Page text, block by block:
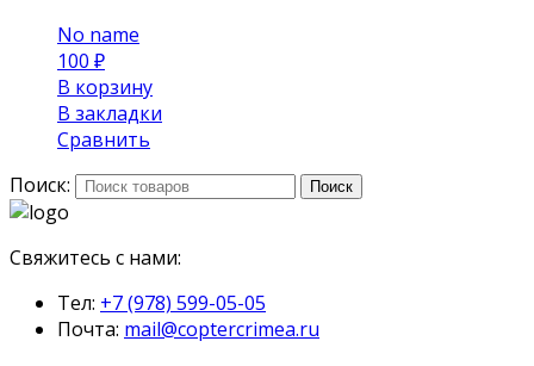
No name
100 ₽
В корзину
В закладки
Сравнить
Поиск:
Поиск
Свяжитесь с нами:
Тел: +7 (978) 599-05-05
Почта: mail@coptercrimea.ru